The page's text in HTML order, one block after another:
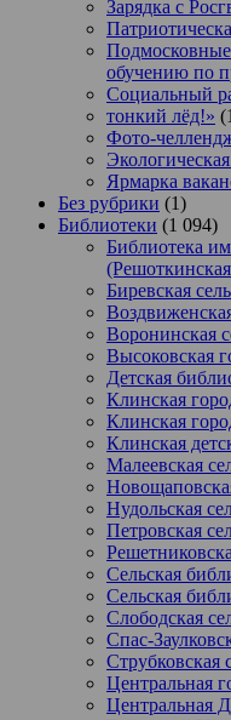
Зарядка с
обучению по
Социальный
тонкий лёд!»
Фото-
Ярмарка
Без рубрики (1)
Библиотеки (1 094)
Библиотека
Биревская
Воронинская
Высоковская
Детская
Клинская
Клинская
Клинская
Малеевская
Нудольская
Петровская
Сельская
Сельская
Слободская
Спас-
Струбковская
Центральная
Центральная